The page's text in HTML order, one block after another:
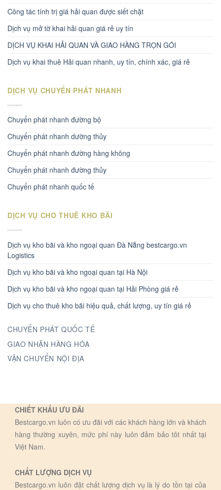
Công tác tính trị giá hải quan được siết chặt
Dịch vụ mở tờ khai hải quan giá rẻ uy tín
DỊCH VỤ KHAI HẢI QUAN VÀ GIAO HÀNG TRỌN GÓI
Dịch vụ khai thuê Hải quan nhanh, uy tín, chính xác, giá rẻ
DỊCH VỤ CHUYỂN PHÁT NHANH
Chuyển phát nhanh đường bộ
Chuyển phát nhanh dường thủy
Chuyển phát nhanh đường hàng không
Chuyển phát nhanh đường thủy
Chuyển phát nhanh quốc tế
DỊCH VỤ CHO THUÊ KHO BÃI
Dịch vụ kho bãi và kho ngoại quan Đà Nẵng bestcargo.vn
Logistics
Dịch vụ kho bãi và kho ngoại quan tại Hà Nội
Dịch vụ kho bãi và kho ngoại quan tại Hải Phòng giá rẻ
Dịch vụ cho thuê kho bãi hiệu quả, chất lượng, uy tín giá rẻ
CHUYỂN PHÁT QUỐC TẾ
GIAO NHẬN HÀNG HÓA
VẬN CHUYỂN NỘI ĐỊA
CHIẾT KHẤU ƯU ĐÃI
Bestcargo.vn luôn có ưu đãi với các khách hàng lớn và khách
hàng thường xuyên, mức phí này luôn đảm bảo tôt nhất tại
Việt Nam.
CHẤT LƯỢNG DỊCH VỤ
Bestcargo.vn luôn đặt chất lượng dịch vụ là lý do tồn tại của